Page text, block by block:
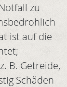
zu
ist auf die
B. Getreide,
Schäden